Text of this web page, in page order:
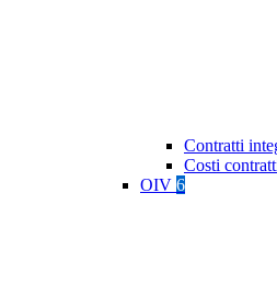
Contratti
Costi
OIV 6